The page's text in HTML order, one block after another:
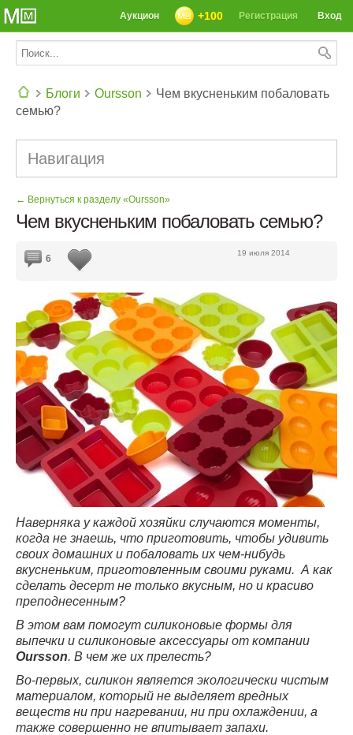
Вход
Регистрация
+100
Аукцион
Блоги Oursson
Чем вкусненьким побаловать
семью?
Навигация
← Вернуться к разделу «Oursson»
Чем вкусненьким побаловать семью?
19 июля 2014
6
Наверняка у каждой хозяйки случаются моменты,
когда не знаешь, что приготовить, чтобы удивить
своих домашних и побаловать их чем-нибудь
вкусненьким, приготовленным своими руками. А как
сделать десерт не только вкусным, но и красиво
преподнесенным?
В этом вам помогут силиконовые формы для
выпечки и силиконовые аксессуары от компании
Oursson. В чем же их прелесть?
Во-первых, силикон является экологически чистым
материалом, который не выделяет вредных
веществ ни при нагревании, ни при охлаждении, а
также совершенно не впитывает запахи.